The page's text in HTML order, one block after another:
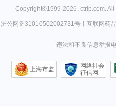
Copyright©1999-2026, ctrip.com.
沪公网备31010502002731号丨 互联网药
违法和不良信息举报
上海市监
网络社会
征信网